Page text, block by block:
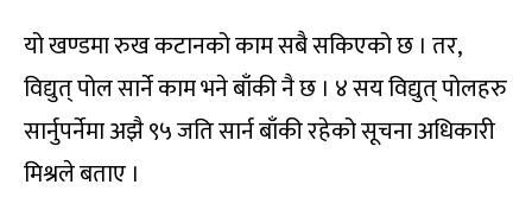
यो खण्डमा रुख कटानको काम सबै सकिएको छ । तर,
विद्युत् पोल सार्ने काम भने बाँकी नै छ । ४ सय विद्युत् पोलहरु
सार्नुपर्नेमा अझै ९५ जति सार्न बाँकी रहेको सूचना अधिकारी
मिश्रले बताए ।